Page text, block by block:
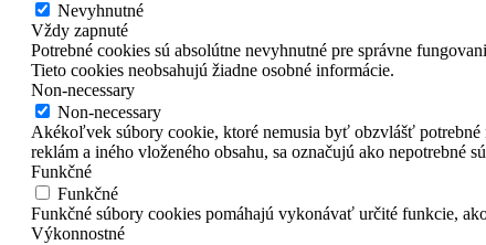
Nevyhnutné
Vždy zapnuté
Potrebné cookies sú absolútne nevyhnutné pre správne
Tieto cookies neobsahujú žiadne osobné informácie.
Non-necessary
Non-necessary
Akékoľvek súbory cookie, ktoré nemusia byť obzvlášť
reklám a iného vloženého obsahu, sa označujú ako
Funkčné
Funkčné
Funkčné súbory cookies pomáhajú vykonávať určité funkcie,
Výkonnostné